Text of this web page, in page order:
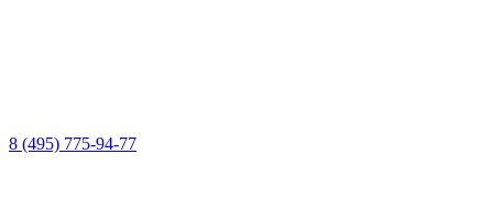
8 (495) 775-94-77